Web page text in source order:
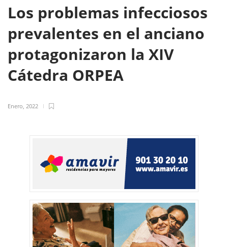
Los problemas infecciosos
prevalentes en el anciano
protagonizaron la XIV
Cátedra ORPEA
Enero, 2022